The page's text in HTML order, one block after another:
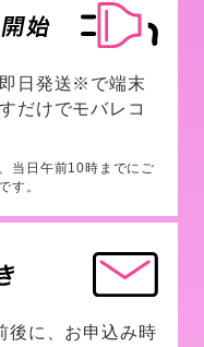
日発送※で端末
だけでモバレコ
当日午前10時までにご
す。
後に、お申込み時